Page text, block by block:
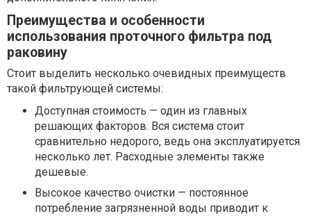
Преимущества и особенности
использования проточного фильтра под
раковину
Стоит выделить несколько очевидных преимуществ
такой фильтрующей системы:
Доступная стоимость — один из главных
решающих факторов. Вся система стоит
сравнительно недорого, ведь она эксплуатируется
несколько лет. Расходные элементы также
дешевые.
Высокое качество очистки — постоянное
потребление загрязненной воды приводит к